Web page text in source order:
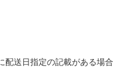
配送日指定の記載がある場合